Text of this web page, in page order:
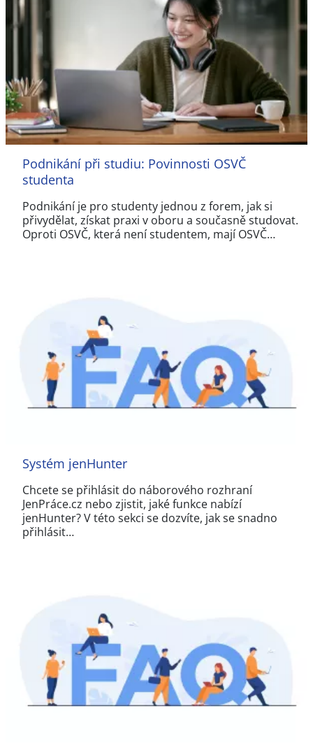
Podnikání při studiu: Povinnosti OSVČ
studenta
Podnikání je pro studenty jednou z forem, jak si
přivydělat, získat praxi v oboru a současně studovat.
Oproti OSVČ, která není studentem, mají OSVČ…
Systém jenHunter
Chcete se přihlásit do náborového rozhraní
JenPráce.cz nebo zjistit, jaké funkce nabízí
jenHunter? V této sekci se dozvíte, jak se snadno
přihlásit…